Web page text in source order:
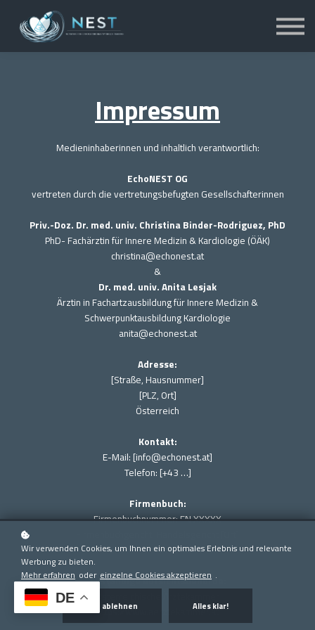
Anmelden
Impressum
Medieninhaberinnen und inhaltlich verantwortlich:
EchoNEST OG
vertreten durch die vertretungsbefugten Gesellschafterinnen
Priv.-Doz. Dr. med. univ. Christina Binder-Rodriguez, PhD
PhD- Fachärztin für Innere Medizin & Kardiologie (ÖÄK)
christina@echonest.at
&
Dr. med. univ. Anita Lesjak
Ärztin in Fachartzausbildung für Innere Medizin &
Schwerpunktausbildung Kardiologie
anita@echonest.at
Adresse:
[Straße, Hausnummer]
[PLZ, Ort]
Österreich
Kontakt:
E-Mail: [info@echonest.at]
Telefon: [+43 …]
Firmenbuch:
Firmenbuchnummer: FN XXXXX
UID-Nummer:ATUXXXXXXXX
Zuständige Aufsichtsbehörde:
https://www.aerztekammer.at
DE
Wir verwenden Cookies, um Ihnen ein optimales Erlebnis und relevante
Werbung zu bieten.
Mehr erfahren oder einzelne Cookies akzeptieren .
Alle ablehnen Alles klar!